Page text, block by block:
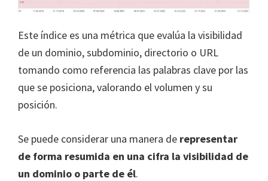
Este índice es una métrica que evalúa la visibilidad
de un dominio, subdominio, directorio o URL
tomando como referencia las palabras clave por las
que se posiciona, valorando el volumen y su
posición.
Se puede considerar una manera de representar
de forma resumida en una cifra la visibilidad de
un dominio o parte de él.